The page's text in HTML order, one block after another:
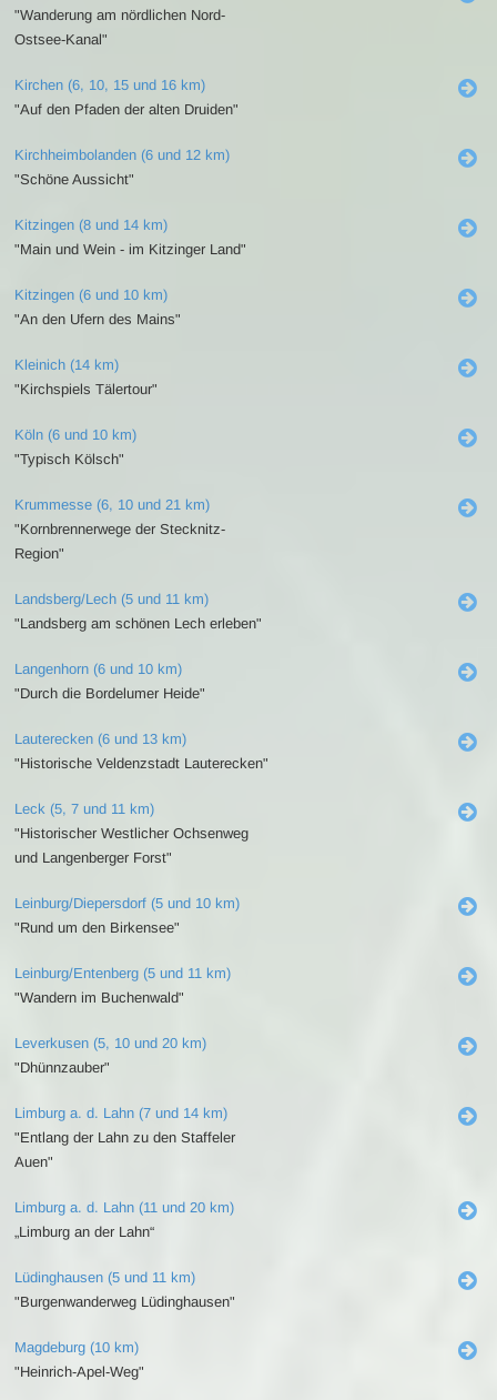
"Wanderung am nördlichen Nord-
Ostsee-Kanal"
Kirchen (6, 10, 15 und 16 km)
"Auf den Pfaden der alten Druiden"
Kirchheimbolanden (6 und 12 km)
"Schöne Aussicht"
Kitzingen (8 und 14 km)
"Main und Wein - im Kitzinger Land"
Kitzingen (6 und 10 km)
"An den Ufern des Mains"
Kleinich (14 km)
"Kirchspiels Tälertour"
Köln (6 und 10 km)
"Typisch Kölsch"
Krummesse (6, 10 und 21 km)
"Kornbrennerwege der Stecknitz-
Region"
Landsberg/Lech (5 und 11 km)
"Landsberg am schönen Lech erleben"
Langenhorn (6 und 10 km)
"Durch die Bordelumer Heide"
Lauterecken (6 und 13 km)
"Historische Veldenzstadt Lauterecken"
Leck (5, 7 und 11 km)
"Historischer Westlicher Ochsenweg
und Langenberger Forst"
Leinburg/Diepersdorf (5 und 10 km)
"Rund um den Birkensee"
Leinburg/Entenberg (5 und 11 km)
"Wandern im Buchenwald"
Leverkusen (5, 10 und 20 km)
"Dhünnzauber"
Limburg a. d. Lahn (7 und 14 km)
"Entlang der Lahn zu den Staffeler
Auen"
Limburg a. d. Lahn (11 und 20 km)
„Limburg an der Lahn“
Lüdinghausen (5 und 11 km)
"Burgenwanderweg Lüdinghausen"
Magdeburg (10 km)
"Heinrich-Apel-Weg"